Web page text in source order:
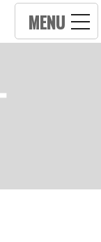
MENU